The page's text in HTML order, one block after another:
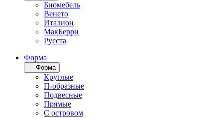
Биомебель
Венето
Италион
МакБерри
Русста
Форма
Форма
Круглые
П-образные
Подвесные
Прямые
С островом